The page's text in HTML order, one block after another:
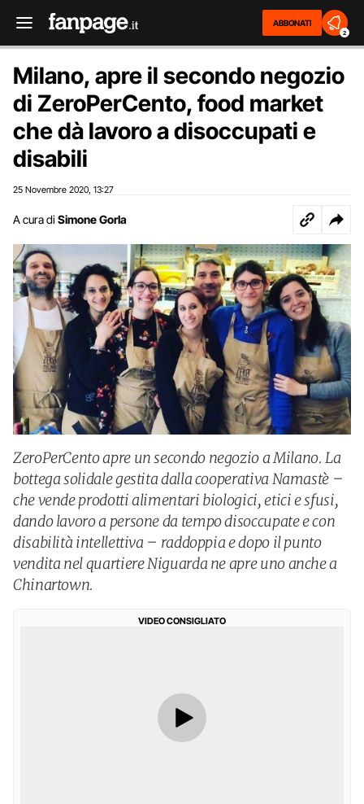
ABBONATI
2
Milano, apre il secondo negozio
di ZeroPerCento, food market
che dà lavoro a disoccupati e
disabili
25 Novembre 2020 13:27
A cura di Simone Gorla
ZeroPerCento apre un secondo negozio a Milano. La
bottega solidale gestita dalla cooperativa Namastè –
che vende prodotti alimentari biologici, etici e sfusi,
dando lavoro a persone da tempo disoccupate e con
disabilità intellettiva – raddoppia e dopo il punto
vendita nel quartiere Niguarda ne apre uno anche a
Chinartown.
VIDEO CONSIGLIATO